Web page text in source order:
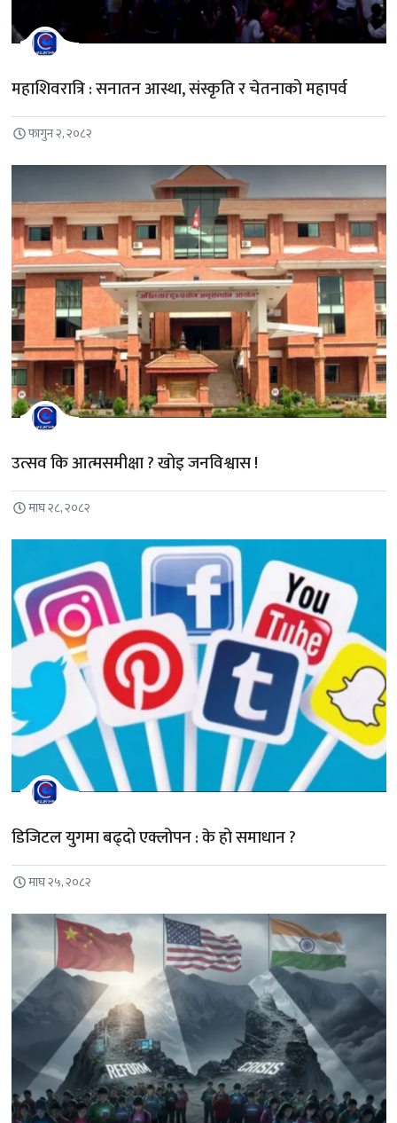
महाशिवरात्रि : सनातन आस्था, संस्कृति र चेतनाको महापर्व
फागुन २, २०८२
उत्सव कि आत्मसमीक्षा ? खोइ जनविश्वास !
माघ २८, २०८२
डिजिटल युगमा बढ्दो एक्लोपन : के हो समाधान ?
माघ २५, २०८२